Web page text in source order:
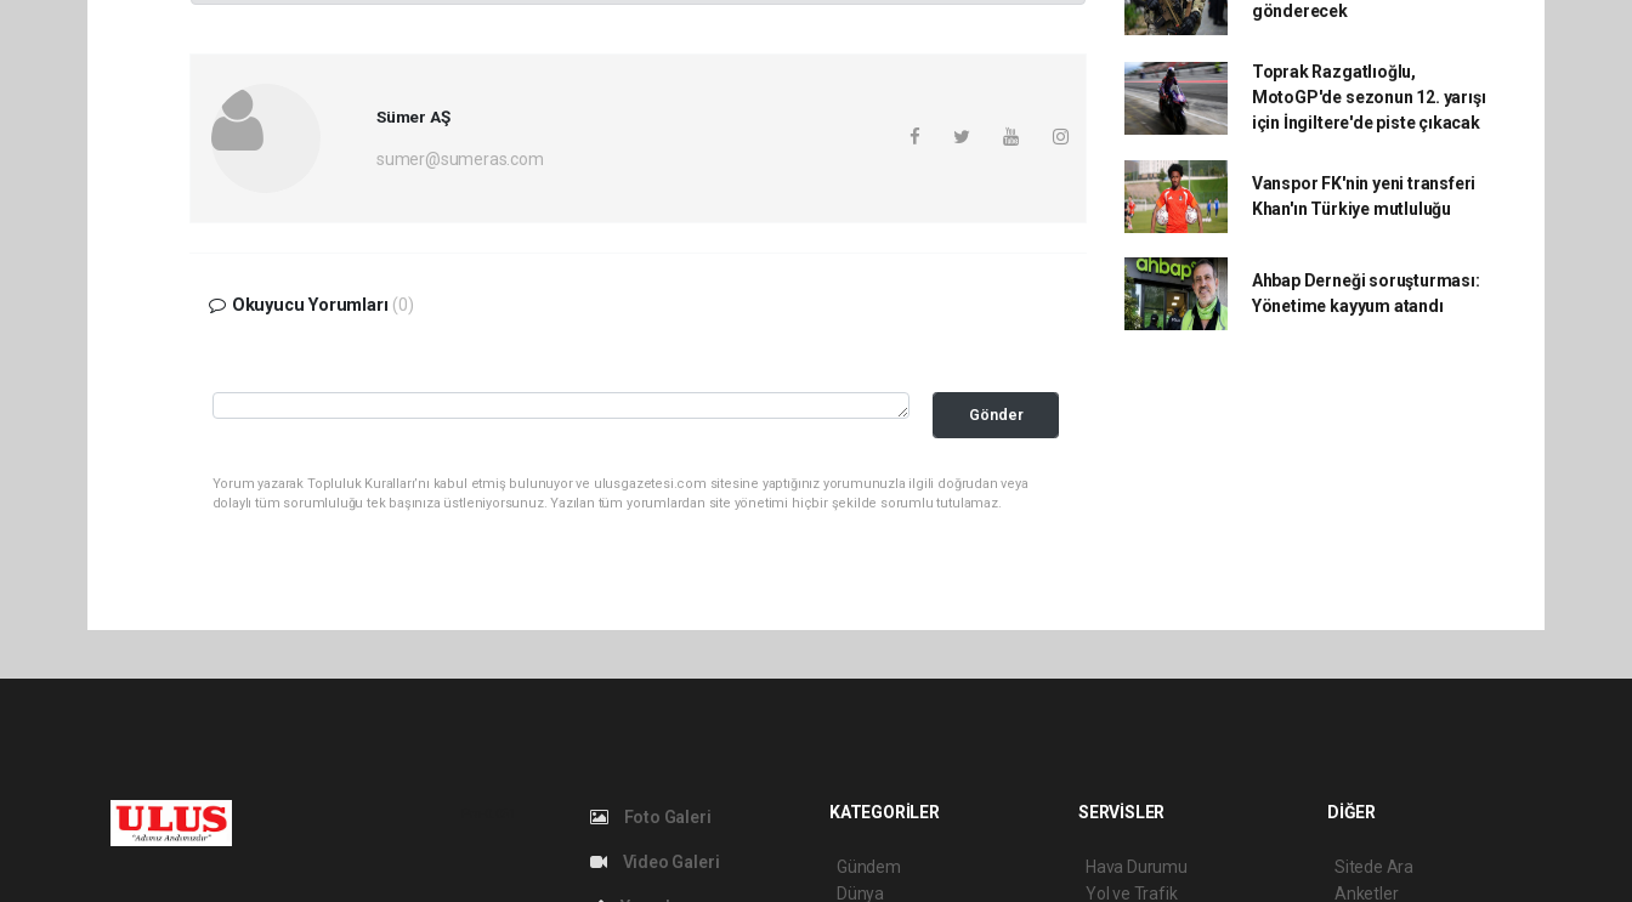
Sümer AŞ
sumer@sumeras.com
Okuyucu Yorumları (0)
Gönder
Yorum yazarak Topluluk Kuralları’nı kabul etmiş bulunuyor ve ulusgazetesi.com sitesine yaptığınız yorumunuzla ilgili doğrudan veya
dolaylı tüm sorumluluğu tek başınıza üstleniyorsunuz. Yazılan tüm yorumlardan site yönetimi hiçbir şekilde sorumlu tutulamaz.
gönderecek
Toprak Razgatlıoğlu,
MotoGP'de sezonun 12. yarışı
için İngiltere'de piste çıkacak
Vanspor FK'nin yeni transferi
Khan'ın Türkiye mutluluğu
Ahbap Derneği soruşturması:
Yönetime kayyum atandı
Foto Galeri
Video Galeri
KATEGORİLER
Gündem
Dünya
SERVİSLER
Hava Durumu
Yol ve Trafik
DİĞER
Sitede Ara
Anketler